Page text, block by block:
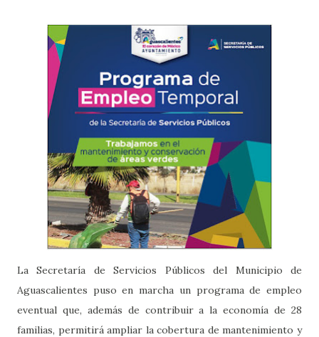
La Secretaría de Servicios Públicos del Municipio de
Aguascalientes puso en marcha un programa de empleo
eventual que, además de contribuir a la economía de 28
familias, permitirá ampliar la cobertura de mantenimiento y